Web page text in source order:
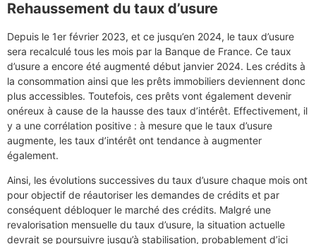
Rehaussement du taux d’usure
Depuis le 1er février 2023, et ce jusqu’en 2024, le taux d’usure
sera recalculé tous les mois par la Banque de France. Ce taux
d’usure a encore été augmenté début janvier 2024. Les crédits à
la consommation ainsi que les prêts immobiliers deviennent donc
plus accessibles. Toutefois, ces prêts vont également devenir
onéreux à cause de la hausse des taux d’intérêt. Effectivement, il
y a une corrélation positive : à mesure que le taux d’usure
augmente, les taux d’intérêt ont tendance à augmenter
également.
Ainsi, les évolutions successives du taux d’usure chaque mois ont
pour objectif de réautoriser les demandes de crédits et par
conséquent débloquer le marché des crédits. Malgré une
revalorisation mensuelle du taux d’usure, la situation actuelle
devrait se poursuivre jusqu’à stabilisation, probablement d’ici